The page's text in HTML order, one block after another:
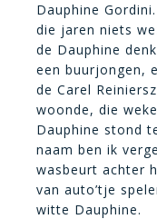
Dauphine
die jaren niets
de Dauphine
een buurjongen,
de Carel
woonde, die
Dauphine stond
naam ben ik
wasbeurt achter
van auto’tje
witte Dauphine.